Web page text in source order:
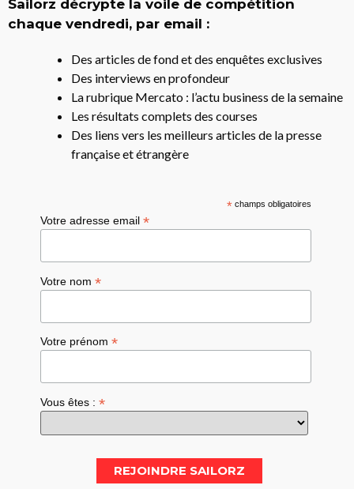
Sailorz décrypte la voile de compétition
chaque vendredi, par email :
Des articles de fond et des enquêtes exclusives
Des interviews en profondeur
La rubrique Mercato : l’actu business de la semaine
Les résultats complets des courses
Des liens vers les meilleurs articles de la presse
française et étrangère
*champs obligatoires
Votre adresse email*
Votre nom*
Votre prénom*
Vous êtes :*